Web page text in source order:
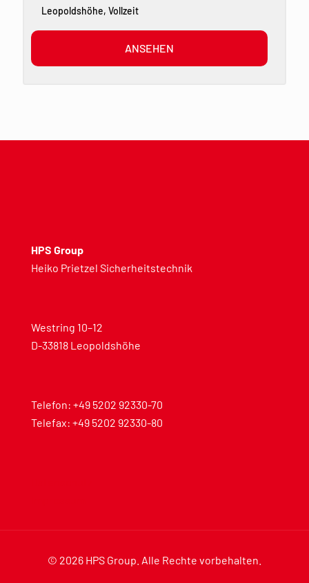
Leopoldshöhe, Vollzeit
ANSEHEN
HPS Group
Heiko Prietzel Sicherheitstechnik
Westring 10–12
D-33818 Leopoldshöhe
Telefon: +49 5202 92330-70
Telefax: +49 5202 92330-80
© 2026 HPS Group. Alle Rechte vorbehalten.